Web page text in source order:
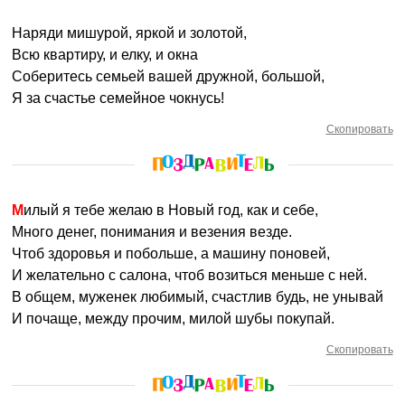
Наряди мишурой, яркой и золотой,
Всю квартиру, и елку, и окна
Соберитесь семьей вашей дружной, большой,
Я за счастье семейное чокнусь!
Скопировать
Милый я тебе желаю в Новый год, как и себе,
Много денег, понимания и везения везде.
Чтоб здоровья и побольше, а машину поновей,
И желательно с салона, чтоб возиться меньше с ней.
В общем, муженек любимый, счастлив будь, не унывай
И почаще, между прочим, милой шубы покупай.
Скопировать